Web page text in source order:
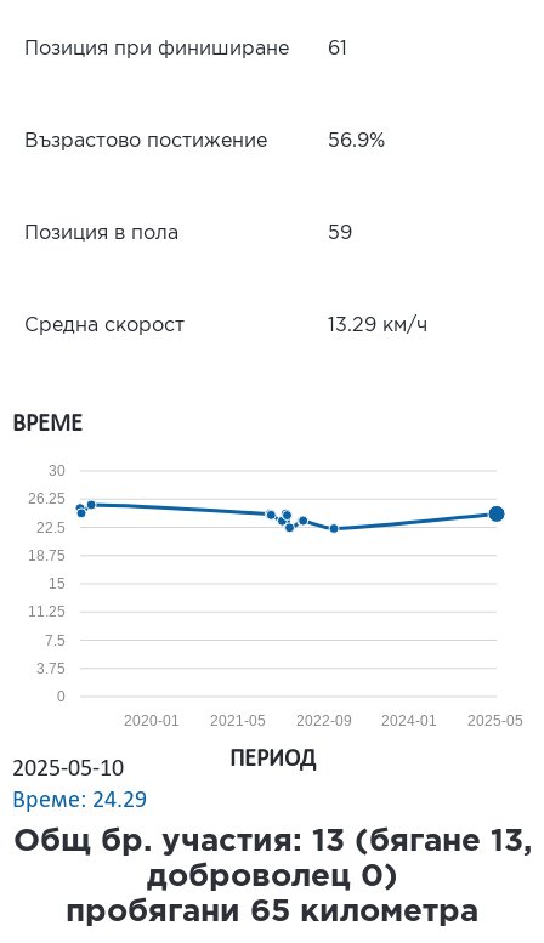
Позиция при финиширане 61
Възрастово постижение 56.9%
Позиция в пола 59
Средна скорост 13.29 км/ч
ВРЕМЕ
0
3.75
7.5
11.25
15
18.75
22.5
26.25
30
2025-05
2024-01
2022-09
2021-05
2020-01
2025-05-10
Време: 24.29
ПЕРИОД
Общ бр. участия: 13 (бягане 13,
доброволец 0)
пробягани 65 километра